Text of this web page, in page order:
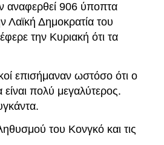
αναφερθεί 906 ύποπτα
Λαϊκή Δημοκρατία του
την Κυριακή ότι τα
επισήμαναν ωστόσο ότι ο
πολύ μεγαλύτερος.
του Κονγκό και τις